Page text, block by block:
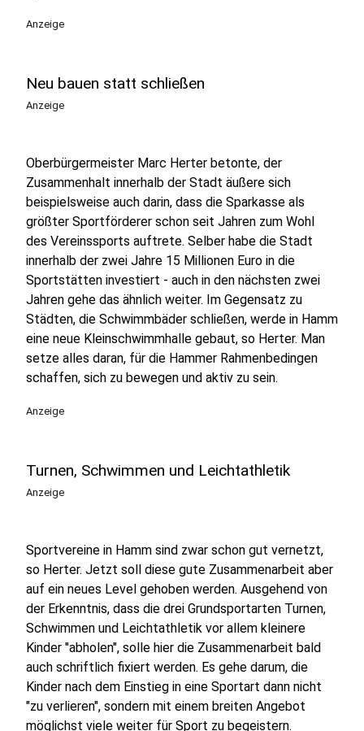
Anzeige
Neu bauen statt schließen
Anzeige
Oberbürgermeister Marc Herter betonte, der
Zusammenhalt innerhalb der Stadt äußere sich
beispielsweise auch darin, dass die Sparkasse als
größter Sportförderer schon seit Jahren zum Wohl
des Vereinssports auftrete. Selber habe die Stadt
innerhalb der zwei Jahre 15 Millionen Euro in die
Sportstätten investiert - auch in den nächsten zwei
Jahren gehe das ähnlich weiter. Im Gegensatz zu
Städten, die Schwimmbäder schließen, werde in Hamm
eine neue Kleinschwimmhalle gebaut, so Herter. Man
setze alles daran, für die Hammer Rahmenbedingen
schaffen, sich zu bewegen und aktiv zu sein.
Anzeige
Turnen, Schwimmen und Leichtathletik
Anzeige
Sportvereine in Hamm sind zwar schon gut vernetzt,
so Herter. Jetzt soll diese gute Zusammenarbeit aber
auf ein neues Level gehoben werden. Ausgehend von
der Erkenntnis, dass die drei Grundsportarten Turnen,
Schwimmen und Leichtathletik vor allem kleinere
Kinder "abholen", solle hier die Zusammenarbeit bald
auch schriftlich fixiert werden. Es gehe darum, die
Kinder nach dem Einstieg in eine Sportart dann nicht
"zu verlieren", sondern mit einem breiten Angebot
möglichst viele weiter für Sport zu begeistern.